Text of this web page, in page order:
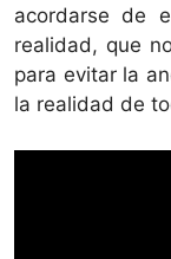
acordarse de
realidad, que
para evitar la
la realidad de